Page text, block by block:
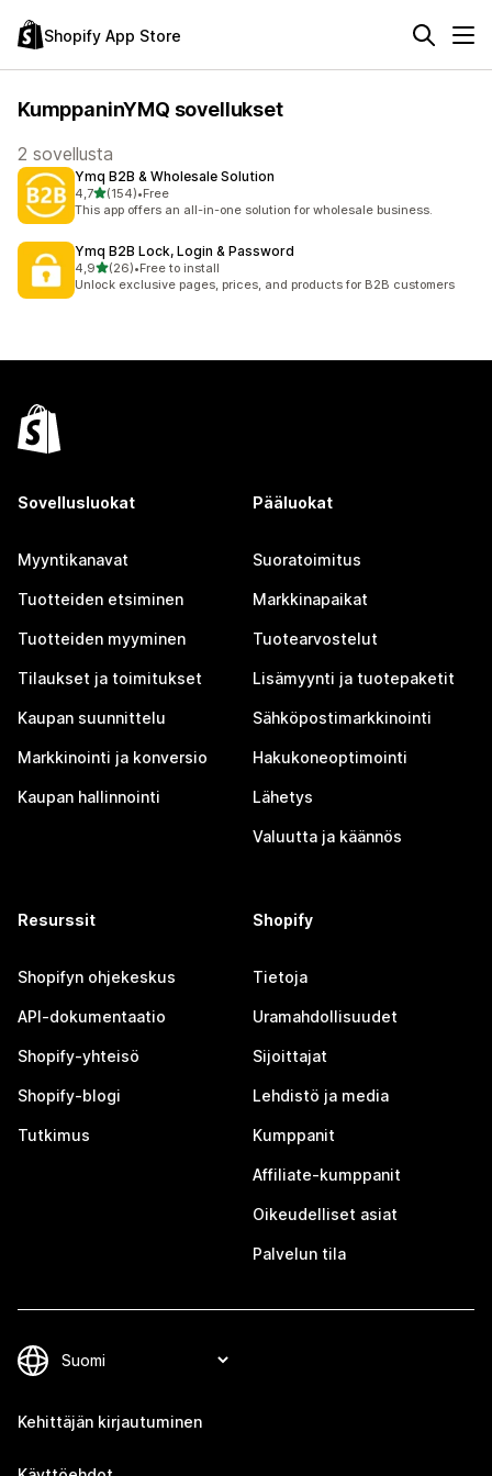
Shopify App Store
KumppaninYMQ sovellukset
2 sovellusta
Ymq B2B & Wholesale Solution
4,7/ 5 tähteä
(154)
154 arvostelua yhteensä
•Free
This app offers an all-in-one solution for wholesale business.
Ymq B2B Lock, Login & Password
4,9/ 5 tähteä
(26)
26 arvostelua yhteensä
•Free to install
Unlock exclusive pages, prices, and products for B2B customers
Sovellusluokat
Myyntikanavat
Tuotteiden etsiminen
Tuotteiden myyminen
Tilaukset ja toimitukset
Kaupan suunnittelu
Markkinointi ja konversio
Kaupan hallinnointi
Pääluokat
Suoratoimitus
Markkinapaikat
Tuotearvostelut
Lisämyynti ja tuotepaketit
Sähköpostimarkkinointi
Hakukoneoptimointi
Lähetys
Valuutta ja käännös
Resurssit
Shopifyn ohjekeskus
API-dokumentaatio
Shopify-yhteisö
Shopify-blogi
Tutkimus
Shopify
Tietoja
Uramahdollisuudet
Sijoittajat
Lehdistö ja media
Kumppanit
Affiliate-kumppanit
Oikeudelliset asiat
Palvelun tila
Kehittäjän kirjautuminen